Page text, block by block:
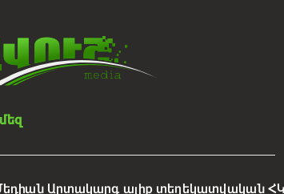
Արտակարգ ալիք տեղեկատվական